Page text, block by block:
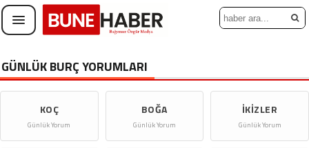
GÜNLÜK BURÇ YORUMLARI
KOÇ BOĞA İKIZLER